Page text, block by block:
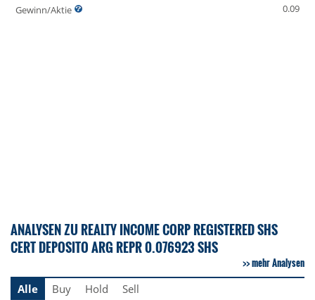
Gewinn/Aktie
0.09
ANALYSEN ZU REALTY INCOME CORP REGISTERED SHS
CERT DEPOSITO ARG REPR 0.076923 SHS
mehr Analysen
Alle
Buy Hold Sell